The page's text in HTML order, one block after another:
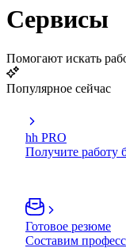
Сервисы
Помогают искать
Популярное сейчас
hh PRO
Получите работу
Готовое резюме
Составим